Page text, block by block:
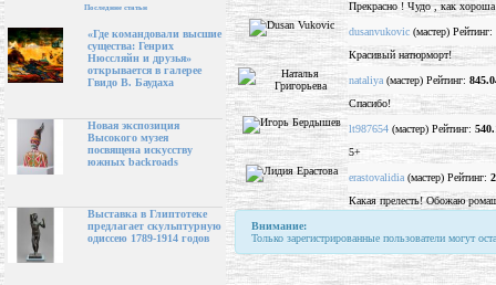
Последние статьи
«Где командовали высшие
существа: Генрих
Нюссляйн и друзья»
открывается в галерее
Гвидо В. Баудаха
Новая экспозиция
Высокого музея
посвящена искусству
южных backroads
Выставка в Глиптотеке
предлагает скульптурную
одиссею 1789-1914 годов
Прекрасно ! Чудо , как хороша
dusanvukovic (мастер) Рейтинг:
Красивый натюрморт!
nataliya (мастер) Рейтинг:
Спасибо!
lt987654 (мастер) Рейтинг:
5+
erastovalidia (мастер) Рейтинг:
Какая прелесть! Обожаю
Внимание:
Только зарегистрированные пользователи могут